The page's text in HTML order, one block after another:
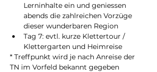
Lerninhalte ein und geniessen
abends die zahlreichen Vorzüge
dieser wunderbaren Region
Tag 7: evtl. kurze Klettertour /
Klettergarten und Heimreise
* Treffpunkt wird je nach Anreise der
TN im Vorfeld bekannt gegeben